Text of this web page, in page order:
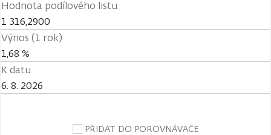
Hodnota podílového listu
1 316,2900
Výnos (1 rok)
1,68 %
K datu
6. 8. 2026
PŘIDAT DO POROVNÁVAČE